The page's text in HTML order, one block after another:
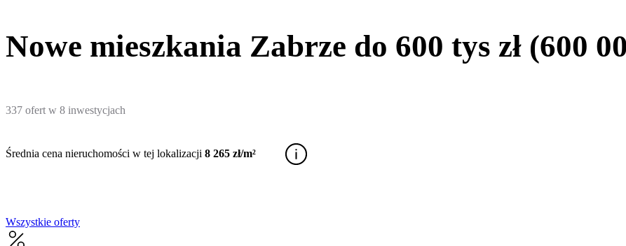
Nowe mieszkania Zabrze do 600 tys zł (600
337 ofert w 8 inwestycjach
Średnia cena nieruchomości w tej lokalizacji 8 265 zł/m²
Wszystkie oferty